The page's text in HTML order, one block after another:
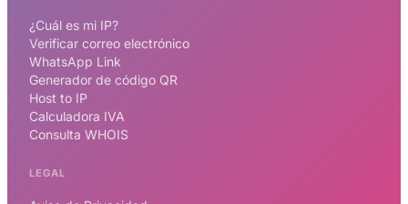
¿Cuál es mi IP?
Verificar correo electrónico
WhatsApp Link
Generador de código QR
Host to IP
Calculadora IVA
Consulta WHOIS
LEGAL